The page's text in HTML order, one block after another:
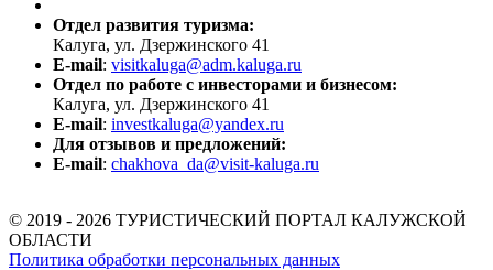
Отдел развития туризма:
Калуга, ул. Дзержинского 41
E-mail: visitkaluga@adm.kaluga.ru
Отдел по работе с инвесторами и бизнесом:
Калуга, ул. Дзержинского 41
E-mail: investkaluga@yandex.ru
Для отзывов и предложений:
E-mail: chakhova_da@visit-kaluga.ru
© 2019 - 2026 ТУРИСТИЧЕСКИЙ ПОРТАЛ КАЛУЖСКОЙ
ОБЛАСТИ
Политика обработки персональных данных